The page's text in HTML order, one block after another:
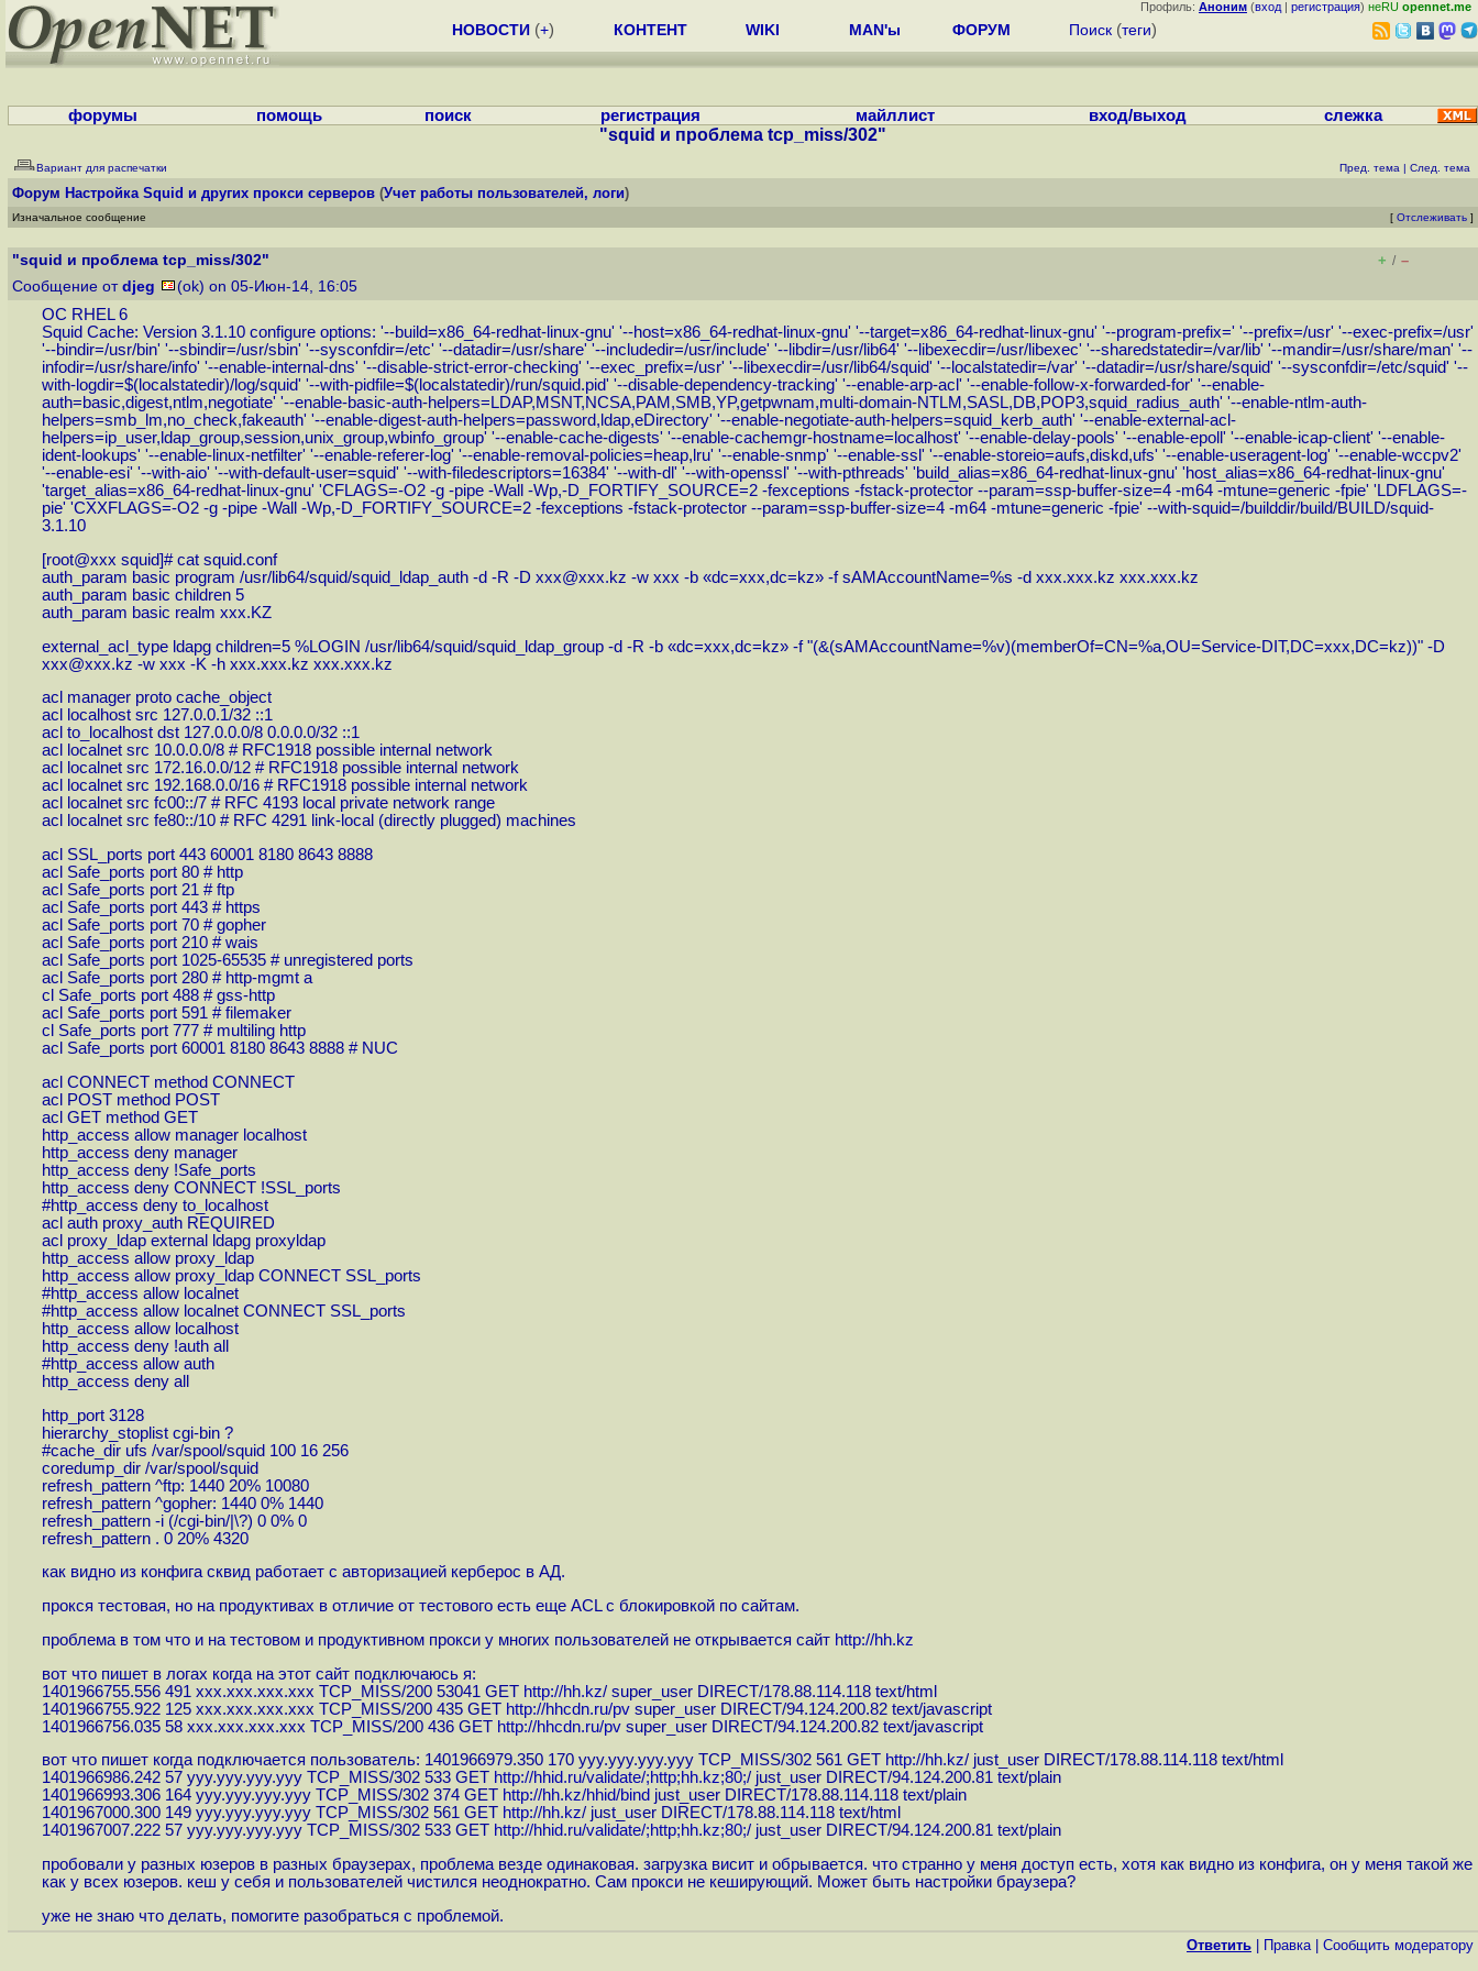
Профиль: Аноним (вход | регистрация) неRU opennet.me
НОВОСТИ (+) КОНТЕНТ WIKI MAN'ы ФОРУМ Поиск (теги)
форумы помощь поиск регистрация майллист вход/выход слежка
"squid и проблема tcp_miss/302"
Вариант для распечатки Пред. тема | След. тема
Форум Настройка Squid и других прокси серверов (Учет работы пользователей, логи)
Изначальное сообщение [ Отслеживать ]
"squid и проблема tcp_miss/302" + / –
Сообщение от djeg (ok) on 05-Июн-14, 16:05
ОС RHEL 6
Squid Cache: Version 3.1.10 configure options: '--build=x86_64-redhat-linux-gnu' '--host=x86_64-redhat-linux-gnu' '--target=x86_64-redhat-linux-gnu' '--program-prefix=' '--prefix=/usr' '--exec-prefix=/usr'
'--bindir=/usr/bin' '--sbindir=/usr/sbin' '--sysconfdir=/etc' '--datadir=/usr/share' '--includedir=/usr/include' '--libdir=/usr/lib64' '--libexecdir=/usr/libexec' '--sharedstatedir=/var/lib' '--mandir=/usr/share/man' '--
infodir=/usr/share/info' '--enable-internal-dns' '--disable-strict-error-checking' '--exec_prefix=/usr' '--libexecdir=/usr/lib64/squid' '--localstatedir=/var' '--datadir=/usr/share/squid' '--sysconfdir=/etc/squid' '--
with-logdir=$(localstatedir)/log/squid' '--with-pidfile=$(localstatedir)/run/squid.pid' '--disable-dependency-tracking' '--enable-arp-acl' '--enable-follow-x-forwarded-for' '--enable-
auth=basic,digest,ntlm,negotiate' '--enable-basic-auth-helpers=LDAP,MSNT,NCSA,PAM,SMB,YP,getpwnam,multi-domain-NTLM,SASL,DB,POP3,squid_radius_auth' '--enable-ntlm-auth-
helpers=smb_lm,no_check,fakeauth' '--enable-digest-auth-helpers=password,ldap,eDirectory' '--enable-negotiate-auth-helpers=squid_kerb_auth' '--enable-external-acl-
helpers=ip_user,ldap_group,session,unix_group,wbinfo_group' '--enable-cache-digests' '--enable-cachemgr-hostname=localhost' '--enable-delay-pools' '--enable-epoll' '--enable-icap-client' '--enable-
ident-lookups' '--enable-linux-netfilter' '--enable-referer-log' '--enable-removal-policies=heap,lru' '--enable-snmp' '--enable-ssl' '--enable-storeio=aufs,diskd,ufs' '--enable-useragent-log' '--enable-wccpv2'
'--enable-esi' '--with-aio' '--with-default-user=squid' '--with-filedescriptors=16384' '--with-dl' '--with-openssl' '--with-pthreads' 'build_alias=x86_64-redhat-linux-gnu' 'host_alias=x86_64-redhat-linux-gnu'
'target_alias=x86_64-redhat-linux-gnu' 'CFLAGS=-O2 -g -pipe -Wall -Wp,-D_FORTIFY_SOURCE=2 -fexceptions -fstack-protector --param=ssp-buffer-size=4 -m64 -mtune=generic -fpie' 'LDFLAGS=-
pie' 'CXXFLAGS=-O2 -g -pipe -Wall -Wp,-D_FORTIFY_SOURCE=2 -fexceptions -fstack-protector --param=ssp-buffer-size=4 -m64 -mtune=generic -fpie' --with-squid=/builddir/build/BUILD/squid-
3.1.10
[root@xxx squid]# cat squid.conf
auth_param basic program /usr/lib64/squid/squid_ldap_auth -d -R -D xxx@xxx.kz -w xxx -b «dc=xxx,dc=kz» -f sAMAccountName=%s -d xxx.xxx.kz xxx.xxx.kz
auth_param basic children 5
auth_param basic realm xxx.KZ
external_acl_type ldapg children=5 %LOGIN /usr/lib64/squid/squid_ldap_group -d -R -b «dc=xxx,dc=kz» -f "(&(sAMAccountName=%v)(memberOf=CN=%a,OU=Service-DIT,DC=xxx,DC=kz))" -D
xxx@xxx.kz -w xxx -K -h xxx.xxx.kz xxx.xxx.kz
acl manager proto cache_object
acl localhost src 127.0.0.1/32 ::1
acl to_localhost dst 127.0.0.0/8 0.0.0.0/32 ::1
acl localnet src 10.0.0.0/8 # RFC1918 possible internal network
acl localnet src 172.16.0.0/12 # RFC1918 possible internal network
acl localnet src 192.168.0.0/16 # RFC1918 possible internal network
acl localnet src fc00::/7 # RFC 4193 local private network range
acl localnet src fe80::/10 # RFC 4291 link-local (directly plugged) machines
acl SSL_ports port 443 60001 8180 8643 8888
acl Safe_ports port 80 # http
acl Safe_ports port 21 # ftp
acl Safe_ports port 443 # https
acl Safe_ports port 70 # gopher
acl Safe_ports port 210 # wais
acl Safe_ports port 1025-65535 # unregistered ports
acl Safe_ports port 280 # http-mgmt a
cl Safe_ports port 488 # gss-http
acl Safe_ports port 591 # filemaker
cl Safe_ports port 777 # multiling http
acl Safe_ports port 60001 8180 8643 8888 # NUC
acl CONNECT method CONNECT
acl POST method POST
acl GET method GET
http_access allow manager localhost
http_access deny manager
http_access deny !Safe_ports
http_access deny CONNECT !SSL_ports
#http_access deny to_localhost
acl auth proxy_auth REQUIRED
acl proxy_ldap external ldapg proxyldap
http_access allow proxy_ldap
http_access allow proxy_ldap CONNECT SSL_ports
#http_access allow localnet
#http_access allow localnet CONNECT SSL_ports
http_access allow localhost
http_access deny !auth all
#http_access allow auth
http_access deny all
http_port 3128
hierarchy_stoplist cgi-bin ?
#cache_dir ufs /var/spool/squid 100 16 256
coredump_dir /var/spool/squid
refresh_pattern ^ftp: 1440 20% 10080
refresh_pattern ^gopher: 1440 0% 1440
refresh_pattern -i (/cgi-bin/|\?) 0 0% 0
refresh_pattern . 0 20% 4320
как видно из конфига сквид работает с авторизацией керберос в АД.
прокся тестовая, но на продуктивах в отличие от тестового есть еще ACL с блокировкой по сайтам.
проблема в том что и на тестовом и продуктивном прокси у многих пользователей не открывается сайт http://hh.kz
вот что пишет в логах когда на этот сайт подключаюсь я:
1401966755.556 491 xxx.xxx.xxx.xxx TCP_MISS/200 53041 GET http://hh.kz/ super_user DIRECT/178.88.114.118 text/html
1401966755.922 125 xxx.xxx.xxx.xxx TCP_MISS/200 435 GET http://hhcdn.ru/pvsuper_user DIRECT/94.124.200.82 text/javascript
1401966756.035 58 xxx.xxx.xxx.xxx TCP_MISS/200 436 GET http://hhcdn.ru/pvsuper_user DIRECT/94.124.200.82 text/javascript
вот что пишет когда подключается пользователь: 1401966979.350 170 ууу.ууу.ууу.ууу TCP_MISS/302 561 GET http://hh.kz/ just_user DIRECT/178.88.114.118 text/html
1401966986.242 57 ууу.ууу.ууу.ууу TCP_MISS/302 533 GET http://hhid.ru/validate/;http;hh.kz;80;/ just_user DIRECT/94.124.200.81 text/plain
1401966993.306 164 ууу.ууу.ууу.ууу TCP_MISS/302 374 GET http://hh.kz/hhid/bind just_user DIRECT/178.88.114.118 text/plain
1401967000.300 149 ууу.ууу.ууу.ууу TCP_MISS/302 561 GET http://hh.kz/ just_user DIRECT/178.88.114.118 text/html
1401967007.222 57 ууу.ууу.ууу.ууу TCP_MISS/302 533 GET http://hhid.ru/validate/;http;hh.kz;80;/ just_user DIRECT/94.124.200.81 text/plain
пробовали у разных юзеров в разных браузерах, проблема везде одинаковая. загрузка висит и обрывается. что странно у меня доступ есть, хотя как видно из конфига, он у меня такой же
как у всех юзеров. кеш у себя и пользователей чистился неоднократно. Сам прокси не кеширующий. Может быть настройки браузера?
уже не знаю что делать, помогите разобраться с проблемой.
Ответить Правка| Cообщить модератору